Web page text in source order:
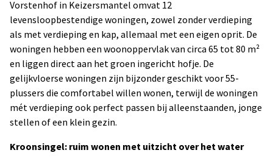
Vorstenhof in Keizersmantel omvat 12
levensloopbestendige woningen, zowel zonder verdieping
als met verdieping en kap, allemaal met een eigen oprit. De
woningen hebben een woonoppervlak van circa 65 tot 80 m²
en liggen direct aan het groen ingericht hofje. De
gelijkvloerse woningen zijn bijzonder geschikt voor 55-
plussers die comfortabel willen wonen, terwijl de woningen
mét verdieping ook perfect passen bij alleenstaanden, jonge
stellen of een klein gezin.
Kroonsingel: ruim wonen met uitzicht over het water